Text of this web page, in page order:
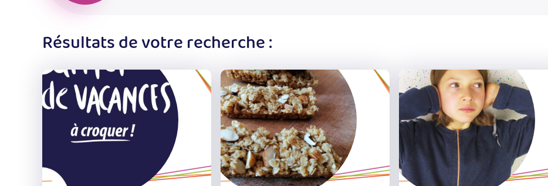
L'alimentation durable
L'appétit vient en jouant !
L'odorat
L'ouie
La Cuisine
la fete d'école
Modifier
pour
affiner
Résultats de votre recherche :